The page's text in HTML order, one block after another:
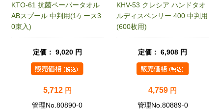
KTO-61 抗菌ペーパータオル
ABスプール 中判用(1ケース3
0束入)
定価： 9,020 円
5,712 円
管理No.80890-0
KHV-53 クレシア ハンドタオ
ルディスペンサー 400 中判用
(600枚用)
定価： 6,908 円
4,759 円
管理No.80889-0